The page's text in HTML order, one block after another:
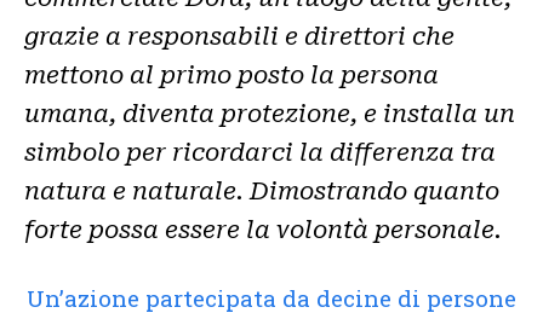
grazie a responsabili e direttori che
mettono al primo posto la persona
umana, diventa protezione, e installa un
simbolo per ricordarci la differenza tra
natura e naturale. Dimostrando quanto
forte possa essere la volontà personale.
Un’azione partecipata da decine di persone